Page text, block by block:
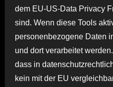
dem EU-US-Data Privacy
sind. Wenn diese Tools
personenbezogene Daten
und dort verarbeitet
dass in
kein mit der EU